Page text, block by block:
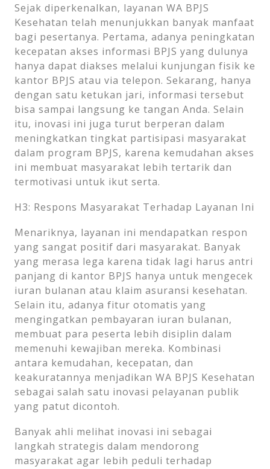
Sejak diperkenalkan, layanan WA BPJS
Kesehatan telah menunjukkan banyak manfaat
bagi pesertanya. Pertama, adanya peningkatan
kecepatan akses informasi BPJS yang dulunya
hanya dapat diakses melalui kunjungan fisik ke
kantor BPJS atau via telepon. Sekarang, hanya
dengan satu ketukan jari, informasi tersebut
bisa sampai langsung ke tangan Anda. Selain
itu, inovasi ini juga turut berperan dalam
meningkatkan tingkat partisipasi masyarakat
dalam program BPJS, karena kemudahan akses
ini membuat masyarakat lebih tertarik dan
termotivasi untuk ikut serta.
H3: Respons Masyarakat Terhadap Layanan Ini
Menariknya, layanan ini mendapatkan respon
yang sangat positif dari masyarakat. Banyak
yang merasa lega karena tidak lagi harus antri
panjang di kantor BPJS hanya untuk mengecek
iuran bulanan atau klaim asuransi kesehatan.
Selain itu, adanya fitur otomatis yang
mengingatkan pembayaran iuran bulanan,
membuat para peserta lebih disiplin dalam
memenuhi kewajiban mereka. Kombinasi
antara kemudahan, kecepatan, dan
keakuratannya menjadikan WA BPJS Kesehatan
sebagai salah satu inovasi pelayanan publik
yang patut dicontoh.
Banyak ahli melihat inovasi ini sebagai
langkah strategis dalam mendorong
masyarakat agar lebih peduli terhadap